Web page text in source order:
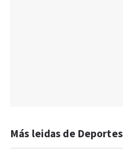
Más leidas de Deportes